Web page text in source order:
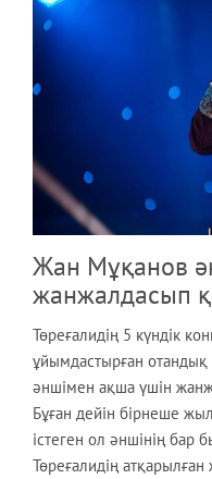
Жан Мұқанов
жанжалдасып
Төреғалидің 5 күндік
ұйымдастырған
әншімен ақша үшін
Бұған дейін бірнеше
істеген ол әншінің
Төреғалидің